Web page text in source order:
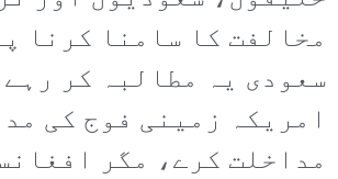
مخالفت کا سامنا کرنا
سعودی یہ مطالبہ کر رہے
امریکہ زمینی فوج کی
مداخلت کرے، مگر